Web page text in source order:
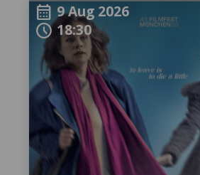
calendar_month 9 Aug 2026
schedule18:30